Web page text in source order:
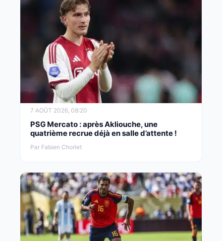
7 AOÛT 2026, 08:20
PSG Mercato : après Akliouche, une
quatrième recrue déjà en salle d’attente !
Par Fabien Chorlet